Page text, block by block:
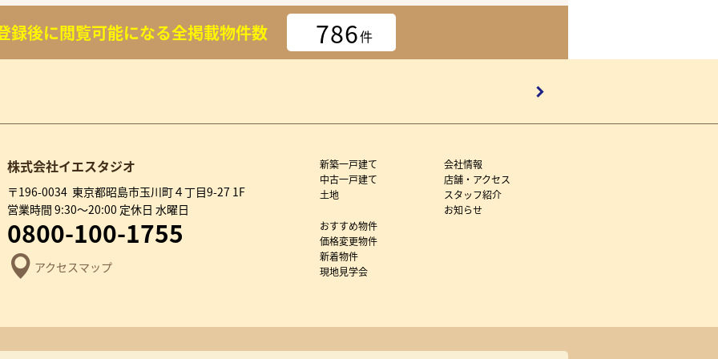
録後に閲覧可能になる全掲載物件数 786件
株式会社イエスタジオ
〒196-0034 東京都昭島市玉川町４丁目9-27 1F
営業時間 9:30～20:00 定休日 水曜日
0800-100-1755
アクセスマップ
新築一戸建て
中古一戸建て
土地
おすすめ物件
価格変更物件
新着物件
現地見学会
会社情報
店舗・アクセス
スタッフ紹介
お知らせ